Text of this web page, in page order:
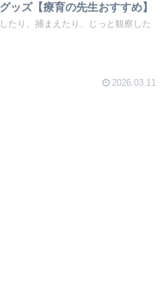
ッズ【療育の先生おすすめ】
たり、捕まえたり、じっと観察した
2026.03.11